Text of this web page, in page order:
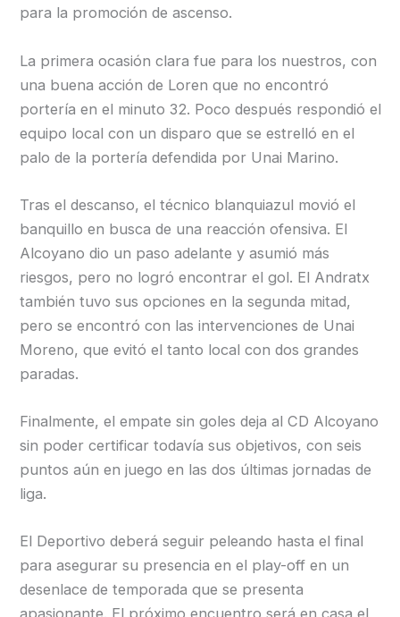
para la promoción de ascenso.
La primera ocasión clara fue para los nuestros, con
una buena acción de Loren que no encontró
portería en el minuto 32. Poco después respondió el
equipo local con un disparo que se estrelló en el
palo de la portería defendida por Unai Marino.
Tras el descanso, el técnico blanquiazul movió el
banquillo en busca de una reacción ofensiva. El
Alcoyano dio un paso adelante y asumió más
riesgos, pero no logró encontrar el gol. El Andratx
también tuvo sus opciones en la segunda mitad,
pero se encontró con las intervenciones de Unai
Moreno, que evitó el tanto local con dos grandes
paradas.
Finalmente, el empate sin goles deja al CD Alcoyano
sin poder certificar todavía sus objetivos, con seis
puntos aún en juego en las dos últimas jornadas de
liga.
El Deportivo deberá seguir peleando hasta el final
para asegurar su presencia en el play-off en un
desenlace de temporada que se presenta